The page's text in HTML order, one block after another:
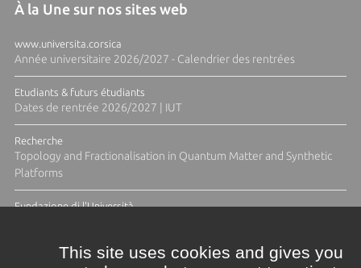
À la Une sur nos sites web
www.universita.corsica
Année universitaire 2026/2027 - Calendrier des rentrées
Etudiants & futurs étudiants
Dates de rentrée 2026/2027 | IUT
Recherche
Topology and Fractionalisation in Quantum Matter and Synthetic
Platforms
Fundazione di l'Università
This site uses cookies and gives you